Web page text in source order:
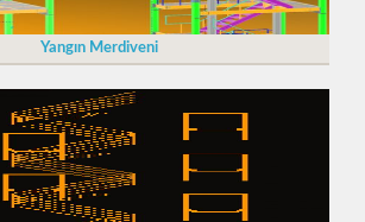
Yangın Merdiveni